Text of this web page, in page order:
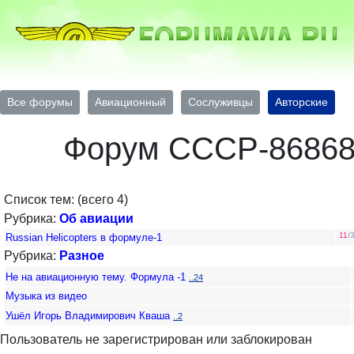
Все форумы Авиационный Сослуживцы Авторские
Форум СССР-
Список тем: (всего 4)
Рубрика: Об авиации
Russian Helicopters в формуле-1 11/
Рубрика: Разное
Не на авиационную тему. Формула -1 ..24
Музыка из видео
Ушёл Игорь Владимирович Кваша ..2
Пользователь не зарегистрирован или заблокирован